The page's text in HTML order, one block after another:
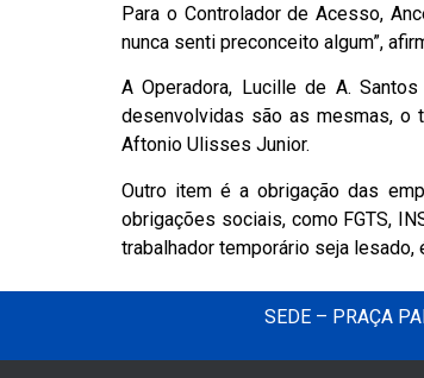
Para o Controlador de Acesso,
nunca senti preconceito algum”,
A Operadora, Lucille de A. Santos
desenvolvidas são as mesmas, o
Aftonio Ulisses Junior.
Outro item é a obrigação das
obrigações sociais, como FGTS,
trabalhador temporário seja
SEDE – PRAÇA